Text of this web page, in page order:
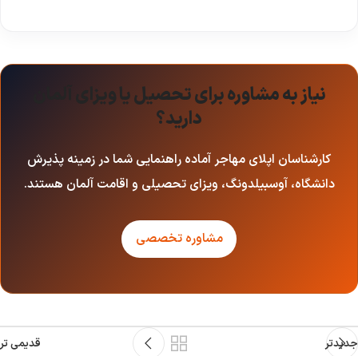
نیاز به مشاوره برای تحصیل یا ویزای آلمان
دارید؟
کارشناسان اپلای مهاجر آماده راهنمایی شما در زمینه پذیرش
دانشگاه، آوسبیلدونگ، ویزای تحصیلی و اقامت آلمان هستند.
مشاوره تخصصی
جدیدتر قدیمی تر